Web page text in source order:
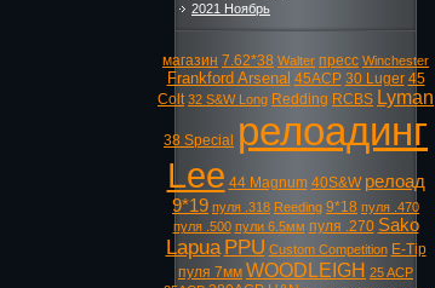
2021 Ноябрь
магазин 7.62*38 Walter пресс Winchester
Frankford Arsenal 45ACP 30 Luger 45
Colt 32 S&W Long Redding RCBS Lyman
38 Special релоадинг
Lee 44 Magnum 40S&W релоад
9*19 пуля .318 Reeding 9*18 пуля .470
пуля .500 пули 6.5мм пуля .270 Sako
Lapua PPU Custom Competition E-Tip
пуля 7мм WOODLEIGH 25 ACP